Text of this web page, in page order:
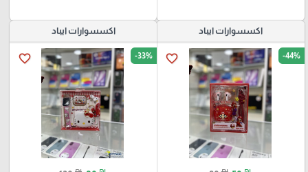
اكسسوارات ايباد
favorite_border -44%
اكسسوارات ايباد
favorite_border -33%